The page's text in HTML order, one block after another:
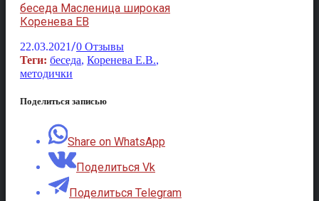
беседа Масленица широкая
Коренева ЕВ
22.03.2021/0 Отзывы
Теги: беседа, Коренева Е.В.,
методички
Поделиться записью
Share on WhatsApp
Поделиться Vk
Поделиться Telegram